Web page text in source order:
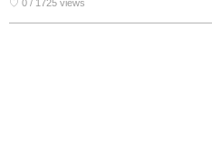
♡ 0 / 1725 views